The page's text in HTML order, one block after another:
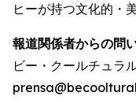
ヒーが持つ文化的・
報道関係者からの問
ビー・クールチュラ